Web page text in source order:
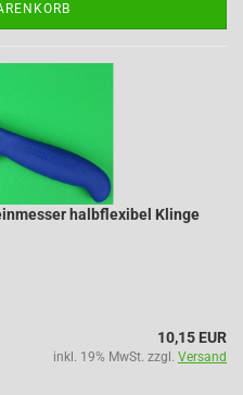
halbflexibel Klinge
10,15 EUR
inkl. 19% MwSt. zzgl. Versand